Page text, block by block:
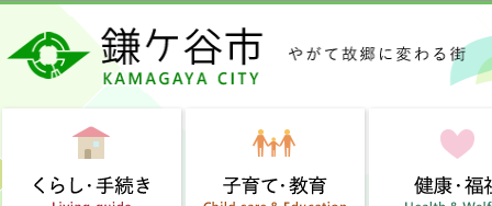
この